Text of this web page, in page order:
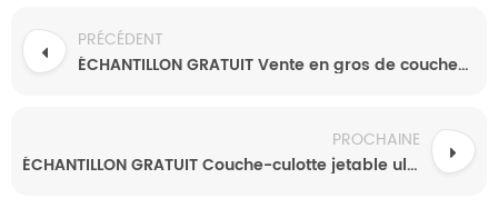
PRÉCÉDENT
ÉCHANTILLON GRATUIT Vente en gros de couches jetables de haute qualité, absorbantes et de qualité supérieure pour bébé
PROCHAINE
ÉCHANTILLON GRATUIT Couche-culotte jetable ultra fine et de qualité supérieure pour bébé